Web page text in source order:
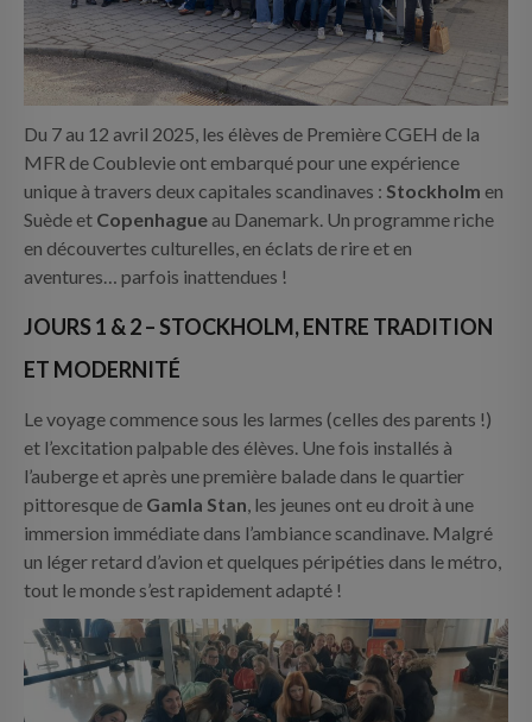
Du 7 au 12 avril 2025, les élèves de Première CGEH de la
MFR de Coublevie ont embarqué pour une expérience
unique à travers deux capitales scandinaves : Stockholm en
Suède et Copenhague au Danemark. Un programme riche
en découvertes culturelles, en éclats de rire et en
aventures… parfois inattendues !
JOURS 1 & 2 – STOCKHOLM, ENTRE TRADITION
ET MODERNITÉ
Le voyage commence sous les larmes (celles des parents !)
et l’excitation palpable des élèves. Une fois installés à
l’auberge et après une première balade dans le quartier
pittoresque de Gamla Stan , les jeunes ont eu droit à une
immersion immédiate dans l’ambiance scandinave. Malgré
un léger retard d’avion et quelques péripéties dans le métro,
tout le monde s’est rapidement adapté !